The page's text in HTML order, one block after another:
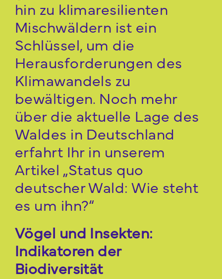
hin zu klimaresilienten
Mischwäldern ist ein
Schlüssel, um die
Herausforderungen des
Klimawandels zu
bewältigen. Noch mehr
über die aktuelle Lage des
Waldes in Deutschland
erfahrt Ihr in unserem
Artikel „Status quo
deutscher Wald: Wie steht
es um ihn?“
Vögel und Insekten:
Indikatoren der
Biodiversität